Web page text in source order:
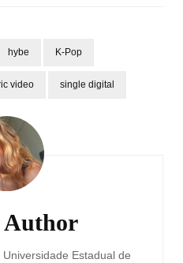
hybe K-Pop
video single digital
Estadual de